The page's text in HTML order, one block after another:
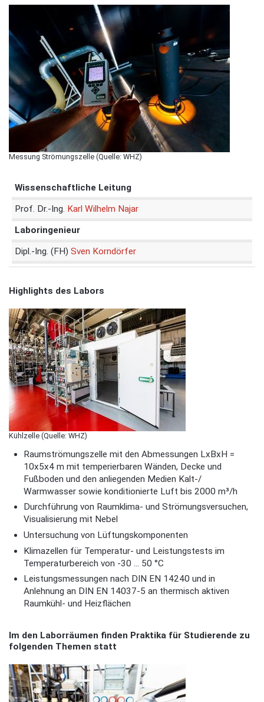
Messung Strömungszelle (Quelle: WHZ)
Wissenschaftliche Leitung
Prof. Dr.-Ing. Karl Wilhelm Najar
Laboringenieur
Dipl.-Ing. (FH) Sven Korndörfer
Highlights des Labors
Kühlzelle (Quelle: WHZ)
Raumströmungszelle mit den Abmessungen LxBxH =
10x5x4 m mit temperierbaren Wänden, Decke und
Fußboden und den anliegenden Medien Kalt-/
Warmwasser sowie konditionierte Luft bis 2000 m³/h
Durchführung von Raumklima- und Strömungsversuchen,
Visualisierung mit Nebel
Untersuchung von Lüftungskomponenten
Klimazellen für Temperatur- und Leistungstests im
Temperaturbereich von -30 ... 50 °C
Leistungsmessungen nach DIN EN 14240 und in
Anlehnung an DIN EN 14037-5 an thermisch aktiven
Raumkühl- und Heizflächen
Im den Laborräumen finden Praktika für Studierende zu
folgenden Themen statt